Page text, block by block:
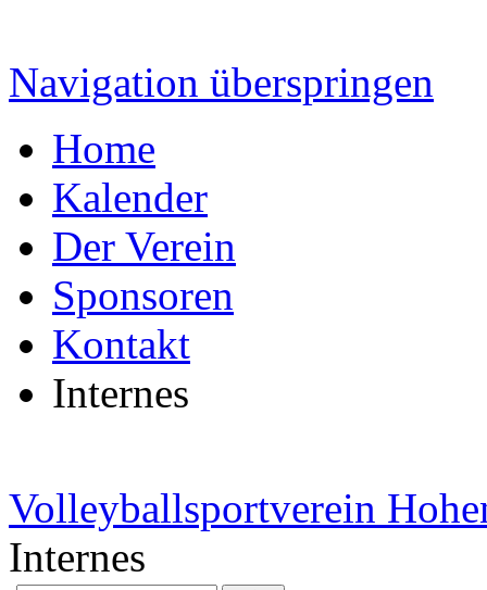
Navigation überspringen
Home
Kalender
Der Verein
Sponsoren
Kontakt
Internes
Volleyballsportverein
Internes